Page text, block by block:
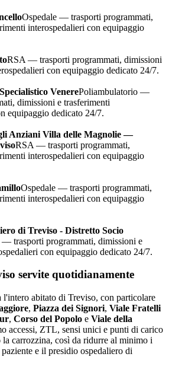
Ospedale — trasporti programmati,
interospedalieri con equipaggio
RSA — trasporti programmati, dimissioni
con equipaggio dedicato 24/7.
VenerePoliambulatorio —
dimissioni e trasferimenti
equipaggio dedicato 24/7.
Anziani Villa delle Magnolie —
RSA — trasporti programmati,
interospedalieri con equipaggio
Ospedale — trasporti programmati,
interospedalieri con equipaggio
di Treviso - Distretto Socio
— trasporti programmati, dimissioni e
con equipaggio dedicato 24/7.
servite quotidianamente
l'intero abitato di Treviso, con particolare
, Piazza dei Signori, Viale Fratelli
, Corso del Popolo e Viale della
accessi, ZTL, sensi unici e punti di carico
carrozzina, così da ridurre al minimo i
e il presidio ospedaliero di